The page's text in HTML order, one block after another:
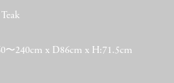
〜240cm x D86cm x H:71.5cm